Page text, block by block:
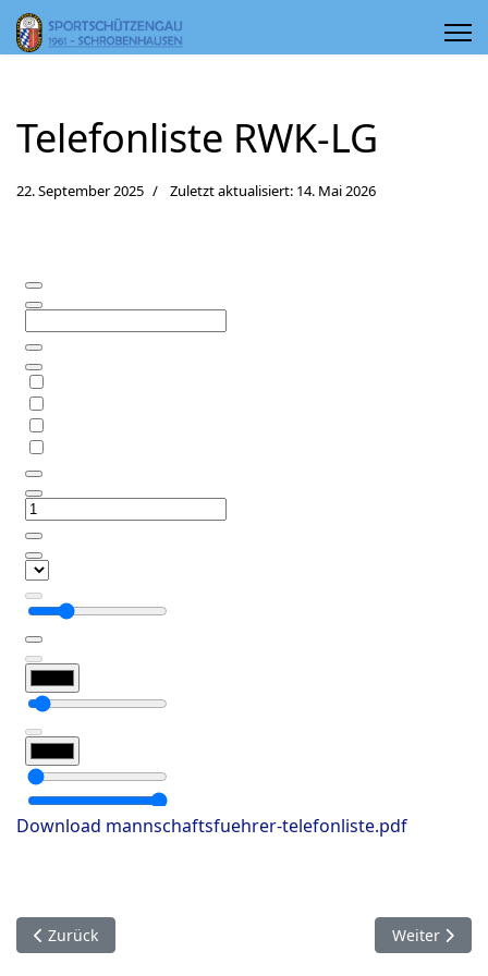
Telefonliste RWK-LG
22. September 2025 Zuletzt aktualisiert: 14. Mai 2026
Download mannschaftsfuehrer-telefonliste.pdf
Vorheriger Beitrag: RWK-LG Meldung
Zurück Nächster
Weiter